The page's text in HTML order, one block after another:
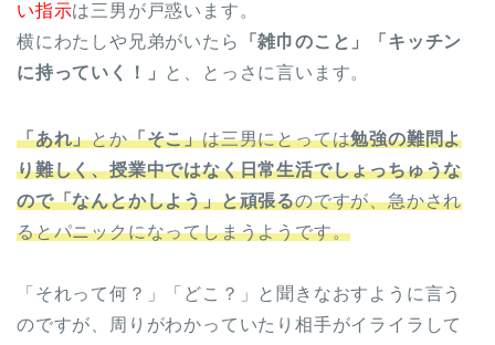
い指示は三男が戸惑います。
横にわたしや兄弟がいたら
「雑巾のこと」「キッチン
に持っていく！」
と、とっさに言います。
「あれ」とか「そこ」は三男にとっては勉強の難問よ
り難しく、授業中ではなく日常生活でしょっちゅうな
ので「なんとかしよう」と頑張るのですが、急かされ
るとパニックになってしまうようです。
「それって何？」「どこ？」と聞きなおすように言う
のですが、周りがわかっていたり相手がイライラして